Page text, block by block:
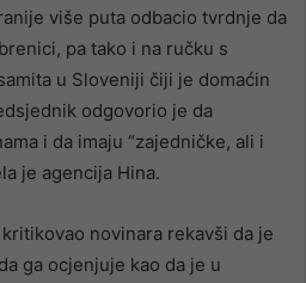
više puta odbacio tvrdnje da
pa tako i na ručku s
u Sloveniji čiji je domaćin
odgovorio je da
i da imaju “zajedničke, ali i
je agencija Hina.
novinara rekavši da je
ga ocjenjuje kao da je u